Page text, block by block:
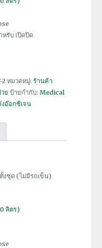
รับ เปิดปิด
2 หมวดหมู่: ร้านค้า
ย ป้ายกำกับ: Medical
งอ๊อกซิเจน
งชุด (ไม่มีรถเข็น)
ลิตร)